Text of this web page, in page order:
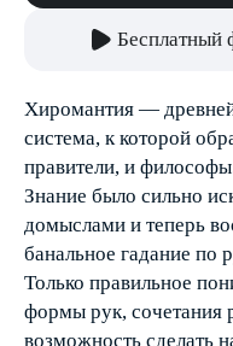
Бесплатный
Хиромантия —
система, к которой
правители, и
Знание было сильно
домыслами и теперь
банальное гадание по
Только правильное
формы рук, сочетания
возможность сделать